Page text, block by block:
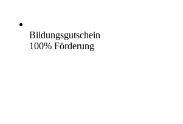
Bildungsgutschein
100% Förderung